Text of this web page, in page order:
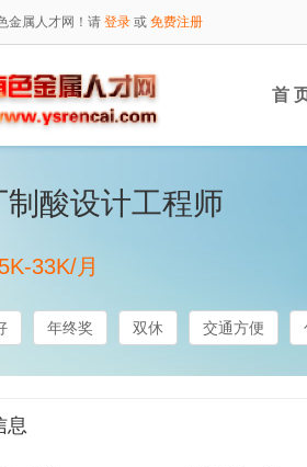
金属人才网！请 登录 或 免费注册
首
制酸设计工程师
33K/月
年终奖 双休 交通方便
息